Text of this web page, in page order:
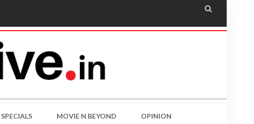

SPECIALS MOVIE N BEYOND OPINION